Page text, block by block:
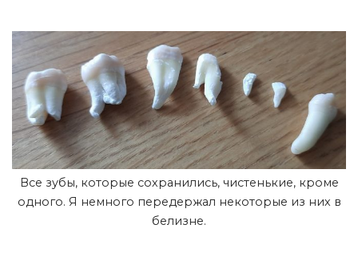
Все зубы, которые сохранились, чистенькие, кроме
одного. Я немного передержал некоторые из них в
белизне.